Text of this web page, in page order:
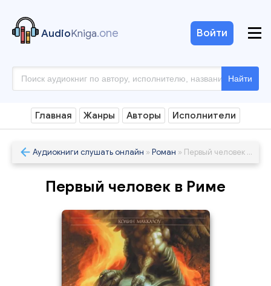
AudioKniga.one
Найти
Войти
Главная Жанры Авторы Исполнители
Аудиокниги слушать онлайн » Роман » Первый человек в Риме
Первый человек в Риме